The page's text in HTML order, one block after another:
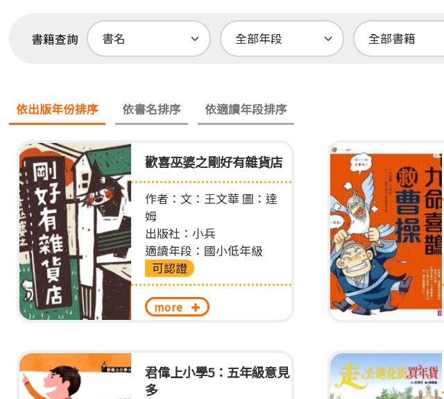
書籍查詢
依出版年份排序 依書名排序 依適讀年段排序
歡喜巫婆之剛好有雜貨店
作者：文：王文華 圖：達
姆
出版社：小兵
適讀年段：國小低年級
可認證
more
君偉上小學5：五年級意見
多